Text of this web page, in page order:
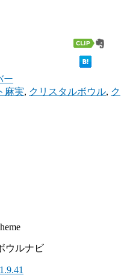
ー
麻実, クリスタルボウル, ク
ウルナビ